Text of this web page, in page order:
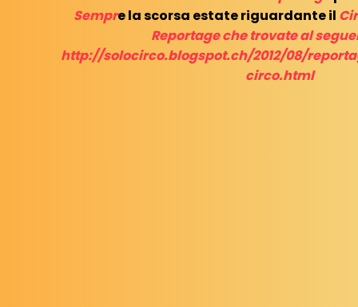
Sempre la scorsa estate riguardante il
Reportage che trovate al
http://solocirco.blogspot.ch/2012/08/
circo.html